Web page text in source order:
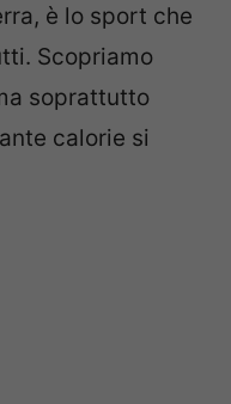
è lo sport che
Scopriamo
soprattutto
calorie si